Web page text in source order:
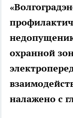
охранной
налажено с